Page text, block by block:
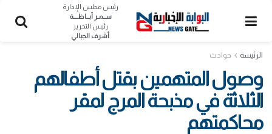
رئيس مجلس الإدارة
ســمـر أبــاظــــة
رئيس التحرير
أشرف الجبالي
الرئيسة حوادث
وصول المتهمين بقتل أطفالهم
الثلاثة في مذبحة المرج لمقر
محاكمتهم